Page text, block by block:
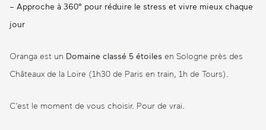
– Approche à 360° pour réduire le stress et vivre mieux chaque
jour
Oranga est un Domaine classé 5 étoiles en Sologne près des
Châteaux de la Loire (1h30 de Paris en train, 1h de Tours).
C’est le moment de vous choisir. Pour de vrai.